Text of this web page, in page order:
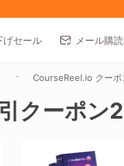
げセール メール購
- CourseReel.io クーポ
クーポン